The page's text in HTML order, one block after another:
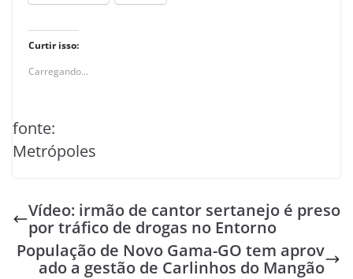
Curtir isso:
Carregando...
fonte:
Metrópoles
Vídeo: irmão de cantor sertanejo é preso
por tráfico de drogas no Entorno
População de Novo Gama-GO tem aprov
ado a gestão de Carlinhos do Mangão